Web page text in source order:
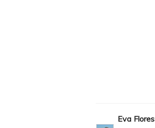
Eva Flores